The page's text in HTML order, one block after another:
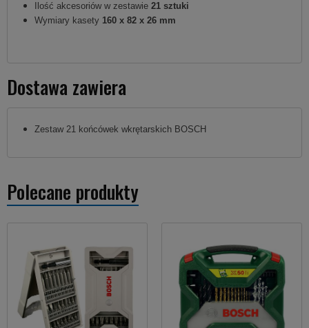
Ilość akcesoriów w zestawie 21 sztuki
Wymiary kasety 160 x 82 x 26 mm
Dostawa zawiera
Zestaw 21 końcówek wkrętarskich BOSCH
Polecane produkty